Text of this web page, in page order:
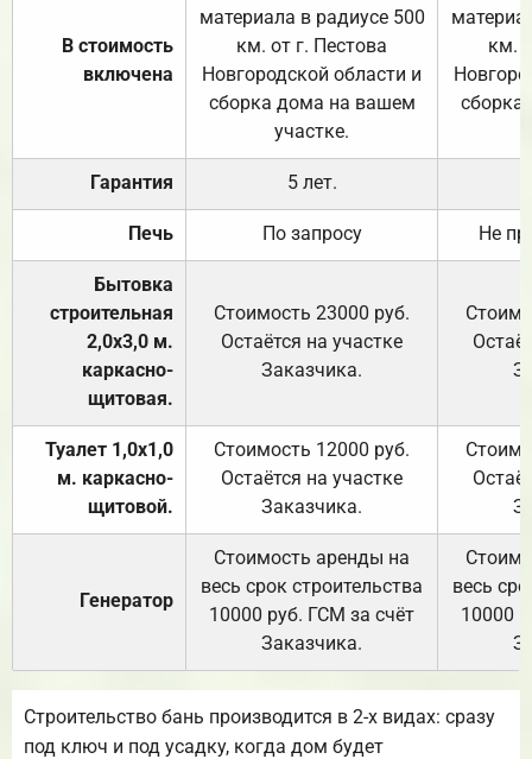
В стоимость
включена
материала в радиусе 500
км. от г. Пестова
Новгородской области и
сборка дома на вашем
участке.
км.
Гарантия 5 лет.
Печь По запросу Не
Бытовка
строительная
2,0х3,0 м.
каркасно-
щитовая.
Стоимость 23000 руб.
Остаётся на участке
Заказчика.
Туалет 1,0х1,0
м. каркасно-
щитовой.
Стоимость 12000 руб.
Остаётся на участке
Заказчика.
Генератор
Стоимость аренды на
весь срок строительства
10000 руб. ГСМ за счёт
Заказчика.
весь
10000
Строительство бань производится в 2-х видах: сразу
под ключ и под усадку, когда дом будет